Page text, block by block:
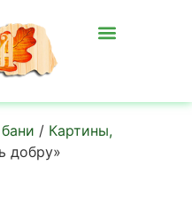
/ Картины,
добру»